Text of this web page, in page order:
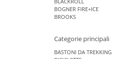
BOGNER FIRE+ICE
BROOKS
Categorie principali
BASTONI DA TREKKING